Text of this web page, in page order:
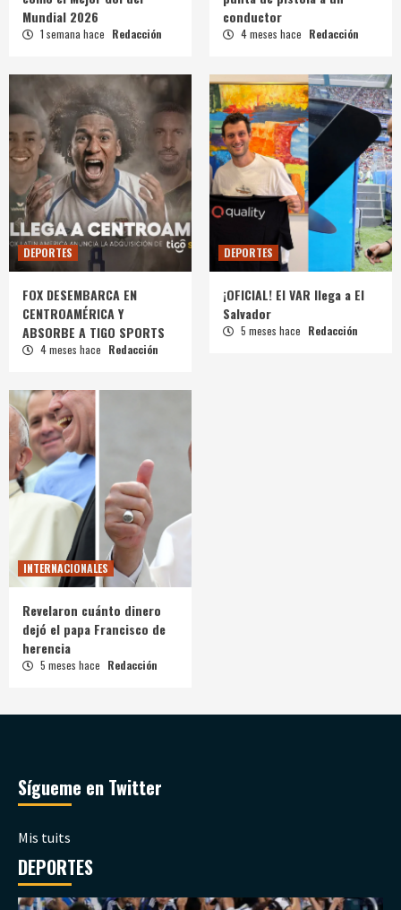
Mundial 2026
1 semana hace Redacción
conductor
4 meses hace Redacción
DEPORTES
FOX DESEMBARCA EN
CENTROAMÉRICA Y
ABSORBE A TIGO SPORTS
4 meses hace Redacción
DEPORTES
¡OFICIAL! El VAR llega a El
Salvador
5 meses hace Redacción
INTERNACIONALES
Revelaron cuánto dinero
dejó el papa Francisco de
herencia
5 meses hace Redacción
Sígueme en Twitter
Mis tuits
DEPORTES